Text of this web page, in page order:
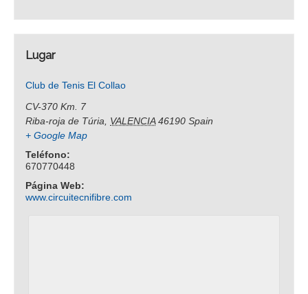
Lugar
Club de Tenis El Collao
CV-370 Km. 7
Riba-roja de Túria
VALENCIA 46190 Spain
+ Google Map
Teléfono:
670770448
Página Web:
www.circuitecnifibre.com